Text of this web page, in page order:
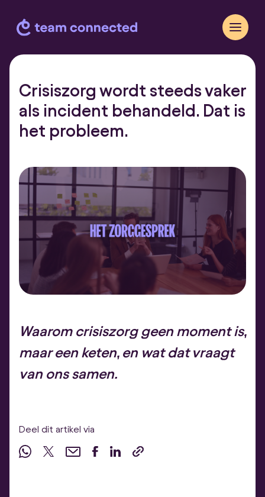
Crisiszorg wordt steeds vaker
als incident behandeld. Dat is
het probleem.
Waarom crisiszorg geen moment is,
maar een keten, en wat dat vraagt
van ons samen.
Deel dit artikel via